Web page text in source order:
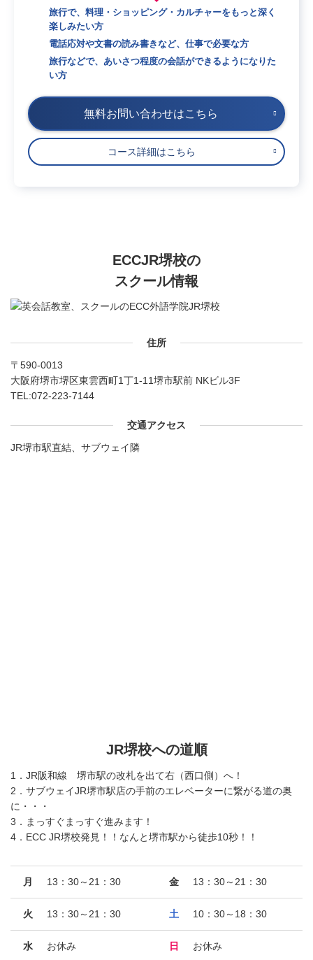
旅行で、料理・ショッピング・カルチャーをもっと深く
楽しみたい方
電話応対や文書の読み書きなど、仕事で必要な方
旅行などで、あいさつ程度の会話ができるようになりた
い方
無料お問い合わせはこちら
コース詳細はこちら
ECCJR堺校の
スクール情報
住所
〒590-0013
大阪府堺市堺区東雲西町1丁1-11堺市駅前 NKビル3F
TEL:072-223-7144
交通アクセス
JR堺市駅直結、サブウェイ隣
JR堺校への道順
1．JR阪和線 堺市駅の改札を出て右（西口側）へ！
2．サブウェイJR堺市駅店の手前のエレベーターに繋がる道の奥
に・・・
3．まっすぐまっすぐ進みます！
4．ECC JR堺校発見！！なんと堺市駅から徒歩10秒！！
月 13：30～21：30
火 13：30～21：30
水 お休み
金 13：30～21：30
土 10：30～18：30
日 お休み